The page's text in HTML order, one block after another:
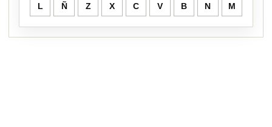
L Ñ Z X C V B N M